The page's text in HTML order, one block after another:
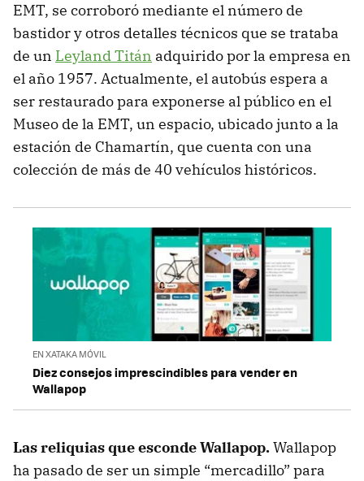
EMT, se corroboró mediante el número de
bastidor y otros detalles técnicos que se trataba
de un Leyland Titán adquirido por la empresa en
el año 1957. Actualmente, el autobús espera a
ser restaurado para exponerse al público en el
Museo de la EMT, un espacio, ubicado junto a la
estación de Chamartín, que cuenta con una
colección de más de 40 vehículos históricos.
EN XATAKA MÓVIL
Diez consejos imprescindibles para vender en
Wallapop
Las reliquias que esconde Wallapop.Wallapop
ha pasado de ser un simple “mercadillo” para